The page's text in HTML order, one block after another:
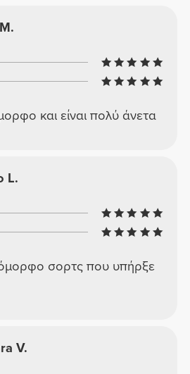
και είναι πολύ άνετα
L.
σορτς που υπήρξε
V.